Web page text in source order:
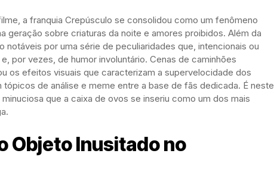
a franquia Crepúsculo se consolidou como um fenômeno
geração sobre criaturas da noite e amores proibidos. Além da
notáveis por uma série de peculiaridades que, intencionais ou
por vezes, de humor involuntário. Cenas de caminhões
os efeitos visuais que caracterizam a supervelocidade dos
de análise e meme entre a base de fãs dedicada. É neste
que a caixa de ovos se inseriu como um dos mais
Objeto Inusitado no